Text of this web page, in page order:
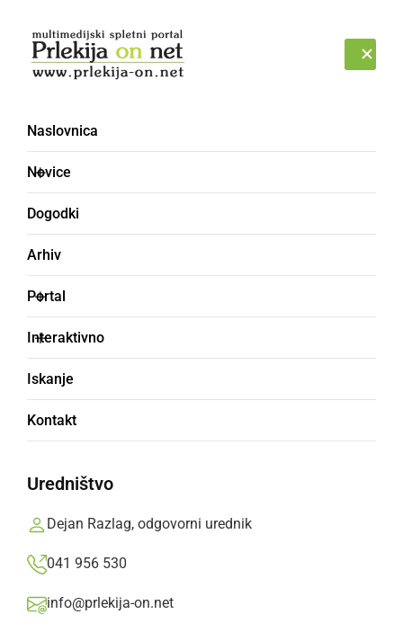
Naslovnica
Novice
Dogodki
Arhiv
Portal
Interaktivno
Iskanje
Kontakt
Uredništvo
Dejan Razlag, odgovorni urednik
041 956 530
info@prlekija-on.net
sreda
ŠPORT
Sreda na Pomurskem športnem festivalu
2018
četrtek, 28. junij 2018 ob 08:47
Popularne rubrike novic